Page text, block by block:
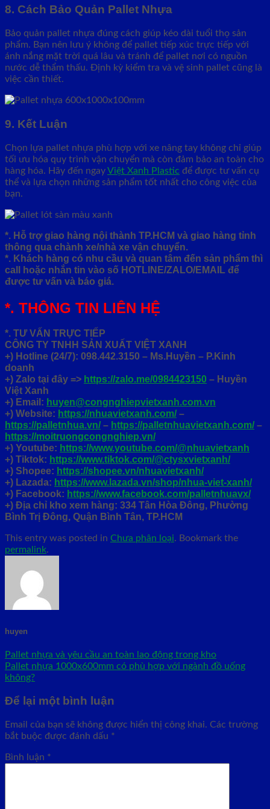
8. Cách Bảo Quản Pallet Nhựa
Bảo quản pallet nhựa đúng cách giúp kéo dài tuổi thọ sản
phẩm. Bạn nên lưu ý không để pallet tiếp xúc trực tiếp với
ánh nắng mặt trời quá lâu và tránh để pallet nơi có nguồn
nước dễ thẩm thấu. Định kỳ kiểm tra và vệ sinh pallet cũng là
việc cần thiết.
9. Kết Luận
Chọn lựa pallet nhựa phù hợp với xe nâng tay không chỉ giúp
tối ưu hóa quy trình vận chuyển mà còn đảm bảo an toàn cho
hàng hóa. Hãy đến ngayViệt Xanh Plastic để được tư vấn cụ
thể và lựa chọn những sản phẩm tốt nhất cho công việc của
bạn.
*. Hỗ trợ giao hàng nội thành TP.HCM và giao hàng tỉnh
thông qua chành xe/nhà xe vận chuyển.
*. Khách hàng có nhu cầu và quan tâm đến sản phẩm thì
call hoặc nhắn tin vào số HOTLINE/ZALO/EMAIL để
được tư vấn và báo giá.
*. THÔNG TIN LIÊN HỆ
*. TƯ VẤN TRỰC TIẾP
CÔNG TY TNHH SẢN XUẤT VIỆT XANH
+) Hotline (24/7): 098.442.3150 – Ms.Huyền – P.Kinh
doanh
+) Zalo tại đây => https://zalo.me/0984423150 – Huyền
Việt Xanh
+) Email: huyen@congnghiepvietxanh.com.vn
+) Website: https://nhuavietxanh.com/–
https://palletnhua.vn/– https://palletnhuavietxanh.com/ –
https://moitruongcongnghiep.vn/
+) Youtube: https://www.youtube.com/@nhuavietxanh
+) Tiktok: https://www.tiktok.com/@ctysxvietxanh/
+) Shopee: https://shopee.vn/nhuavietxanh/
+) Lazada: https://www.lazada.vn/shop/nhua-viet-xanh/
+) Facebook: https://www.facebook.com/palletnhuavx/
+) Địa chỉ kho xem hàng: 334 Tân Hòa Đông, Phường
Bình Trị Đông, Quận Bình Tân, TP.HCM
This entry was posted in Chưa phân loại. Bookmark the
permalink.
huyen
Pallet nhựa và yêu cầu an toàn lao động trong kho
Pallet nhựa 1000x600mm có phù hợp với ngành đồ uống
không?
Để lại một bình luận
Email của bạn sẽ không được hiển thị công khai. Các trường
bắt buộc được đánh dấu *
Bình luận *